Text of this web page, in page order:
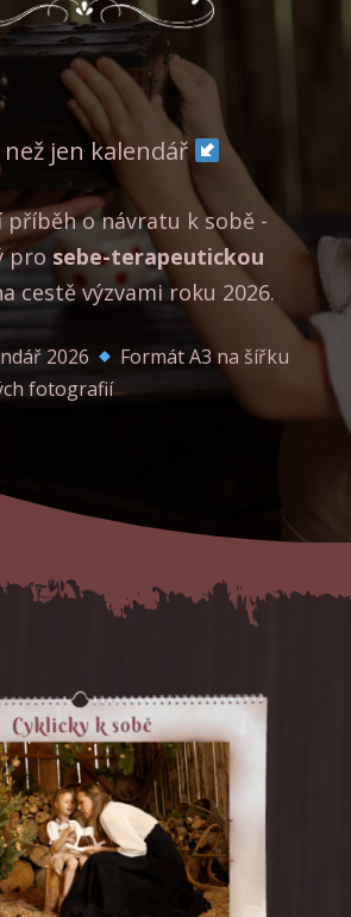
než jen kalendář
příběh o návratu k sobě -
pro sebe-terapeutickou
cestě výzvami roku 2026.
2026
Formát A3 na šířku
fotografií